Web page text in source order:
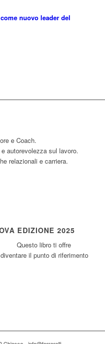
nuovo leader del
e Coach.
autorevolezza sul lavoro.
relazionali e carriera.
EDIZIONE 2025
Questo libro ti offre
il punto di riferimento